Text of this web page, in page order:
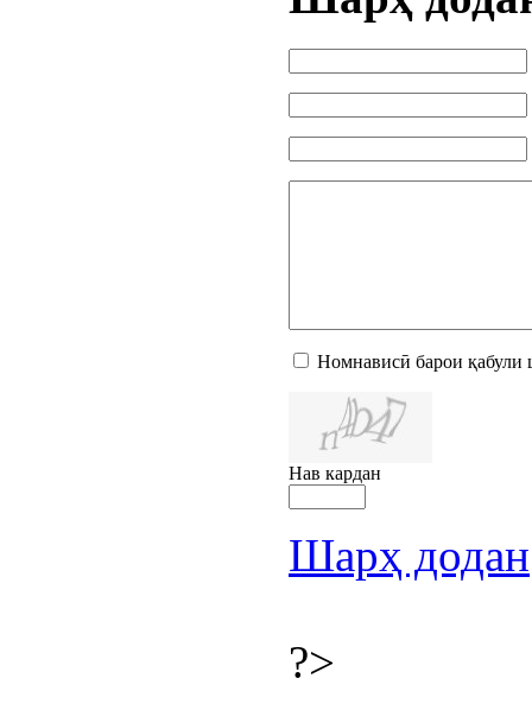
Номнависӣ барои қабули
Нав кардан
Шарҳ додан
?>